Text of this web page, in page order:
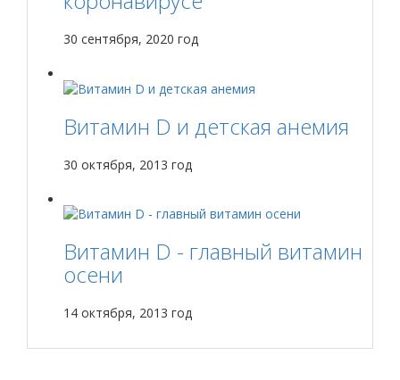
30 сентября, 2020 год
Витамин D и детская анемия
30 октября, 2013 год
Витамин D - главный витамин
осени
14 октября, 2013 год